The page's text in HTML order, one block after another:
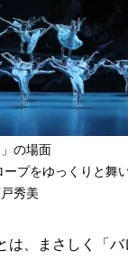
」の場面
プをゆっくりと舞
秀美
は、まさしく「